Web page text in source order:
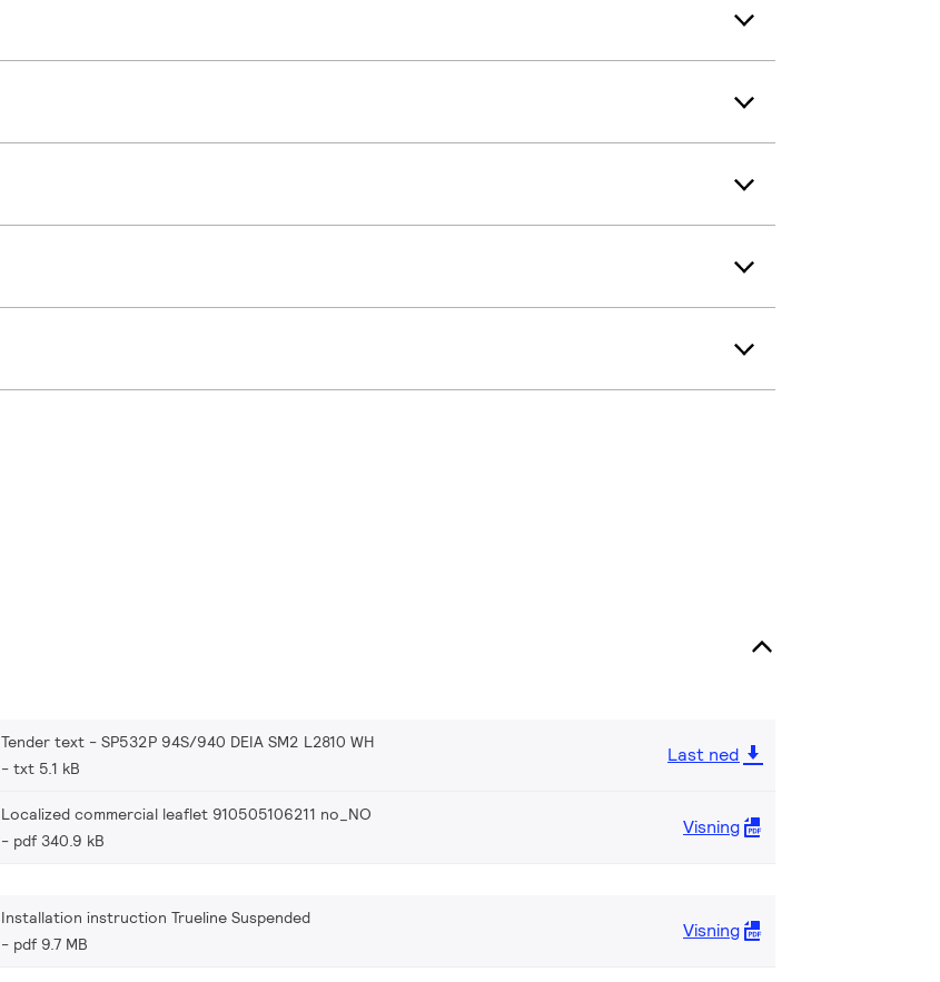
Tender text - SP532P 94S/940 DEIA SM2 L2810 WH
txt 5.1 kB
Last ned
Localized commercial leaflet 910505106211 no_NO
pdf 340.9 kB
Visning
Installation instruction Trueline Suspended
pdf 9.7 MB
Visning